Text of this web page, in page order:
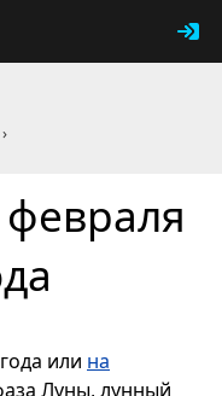
›
или на
Луны, лунный